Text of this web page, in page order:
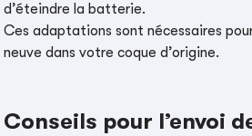
d’éteindre la batterie.
Ces adaptations sont nécessaires
neuve dans votre coque d’origine.
Conseils pour l’envoi